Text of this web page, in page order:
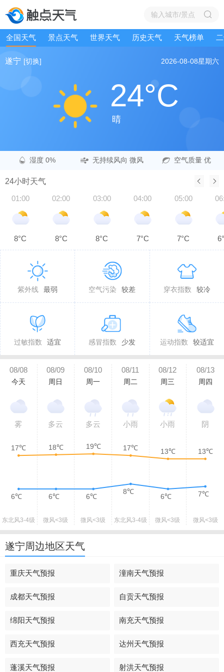
全国天气 景点天气 世界天气 历史天气 天气榜单
遂宁 [切换] 2026-08-08星期六
24°C
晴
湿度 0% 无持续风向 微风 空气质量 优
24小时天气
01:00
8°C
02:00
8°C
03:00
8°C
04:00
7°C
05:00
7°C
紫外线 最弱 空气污染 较差 穿衣指数 较冷
过敏指数 适宜 感冒指数 少发 运动指数 较适宜
08/08
今天
雾
东北风3-4级
08/09
周日
多云
微风<3级
08/10
周一
多云
微风<3级
08/11
周二
小雨
东北风3-4级
08/12
周三
小雨
微风<3级
08/13
周四
阴
微风<3级
17℃ 18℃ 19℃ 17℃ 13℃ 13℃
6℃ 6℃ 6℃
8℃
6℃ 7℃
遂宁周边地区天气
重庆天气预报 潼南天气预报
成都天气预报 自贡天气预报
绵阳天气预报 南充天气预报
西充天气预报 达州天气预报
蓬溪天气预报 射洪天气预报